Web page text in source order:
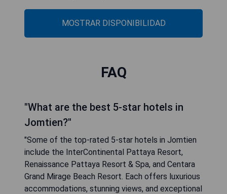
MOSTRAR DISPONIBILIDAD
FAQ
"What are the best 5-star hotels in
Jomtien?"
"Some of the top-rated 5-star hotels in Jomtien
include the InterContinental Pattaya Resort,
Renaissance Pattaya Resort & Spa, and Centara
Grand Mirage Beach Resort. Each offers luxurious
accommodations, stunning views, and exceptional